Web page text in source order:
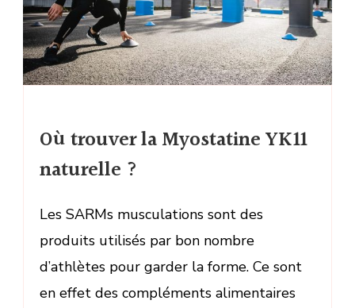
Où trouver la Myostatine YK11
naturelle ?
Les SARMs musculations sont des
produits utilisés par bon nombre
d’athlètes pour garder la forme. Ce sont
en effet des compléments alimentaires